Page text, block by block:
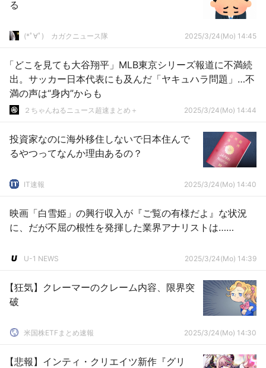
る
(*ﾟ∀ﾟ)ゞカガクニュース隊 2025/3/24(Mo) 14:45
「どこを見ても大谷翔平」MLB東京シリーズ報道に不満続
出。サッカー日本代表にも及んだ「ヤキュハラ問題」…不
満の声は“身内”からも
２ちゃんねるニュース超速まとめ＋ 2025/3/24(Mo) 14:44
投資家なのに海外移住しないで日本住んで
るやつってなんか理由あるの？
IT速報 2025/3/24(Mo) 14:40
映画「白雪姫」の興行収入が『ご覧の有様だよ』な状況
に、だが不屈の根性を発揮した業界アナリストは……
U-1 NEWS 2025/3/24(Mo) 14:39
【狂気】クレーマーのクレーム内容、限界突
破
米国株ETFまとめ速報 2025/3/24(Mo) 14:30
【悲報】インティ・クリエイツ新作『グリ